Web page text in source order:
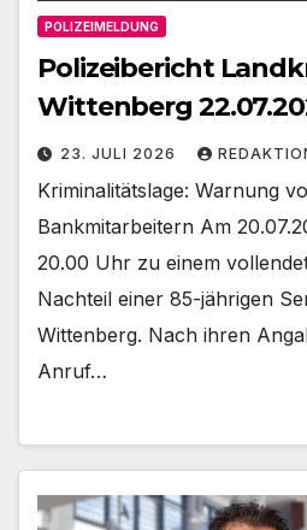
POLIZEIMELDUNG
Polizeibericht
Wittenberg
23. JULI 2026
Kriminalitätslage: Warnung
Bankmitarbeitern Am
20.00 Uhr zu einem
Nachteil einer 85-jährigen
Wittenberg. Nach ihren
Anruf…